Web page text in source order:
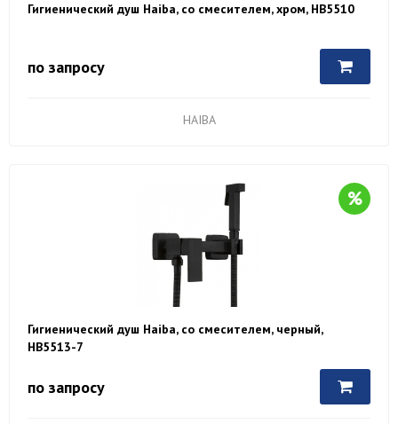
Гигиенический душ Haiba, со смесителем, хром, HB5510
по запросу
HAIBA
Гигиенический душ Haiba, со смесителем, черный,
HB5513-7
по запросу